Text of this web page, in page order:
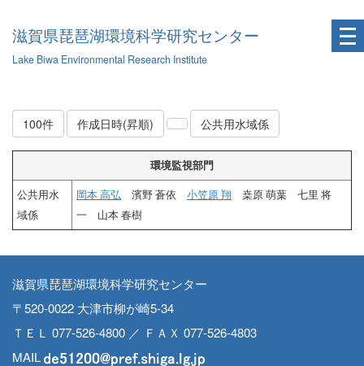
滋賀県琵琶湖環境科学研究センター
Lake Biwa Environmental Research Institute
100件 作成日時(昇順) 公共用水域係
環境監視部門
公共用水
域係
岡本 高弘 濱野 蒼依 小笠原 翔 桒原 萌葉 七里 将
一 山本 春樹
滋賀県琵琶湖環境科学研究センター
〒520-0022 大津市柳が崎5-34
ＴＥＬ 077-526-4800 ／ ＦＡＸ 077-526-4803
MAIL